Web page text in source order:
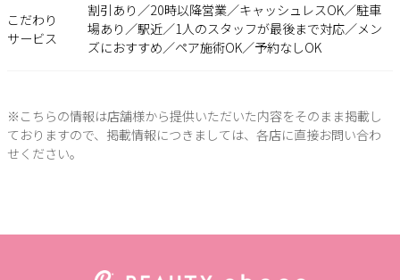
こだわり
サービス
割引あり／20時以降営業／キャッシュレスOK／駐車
場あり／駅近／1人のスタッフが最後まで対応／メン
ズにおすすめ／ペア施術OK／予約なしOK
※こちらの情報は店舗様から提供いただいた内容をそのまま掲載し
ておりますので、掲載情報につきましては、各店に直接お問い合わ
せください。